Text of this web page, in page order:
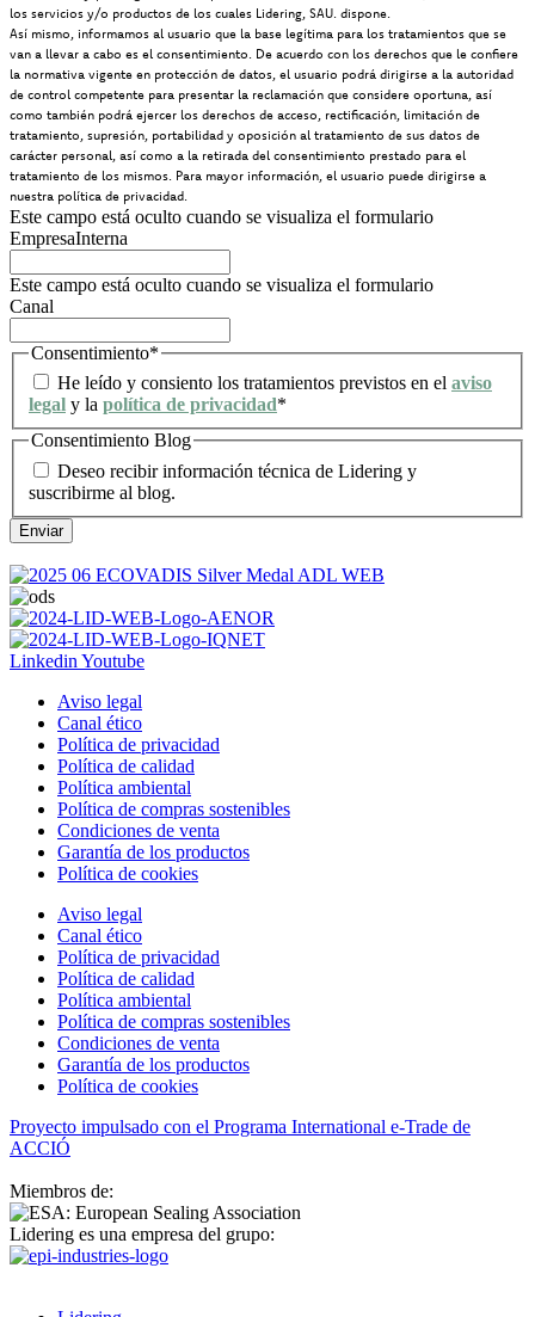
los servicios y/o productos de los cuales Lidering, SAU. dispone.
Así mismo, informamos al usuario que la base legítima para los tratamientos que se
van a llevar a cabo es el consentimiento. De acuerdo con los derechos que le confiere
la normativa vigente en protección de datos, el usuario podrá dirigirse a la autoridad
de control competente para presentar la reclamación que considere oportuna, así
como también podrá ejercer los derechos de acceso, rectificación, limitación de
tratamiento, supresión, portabilidad y oposición al tratamiento de sus datos de
carácter personal, así como a la retirada del consentimiento prestado para el
tratamiento de los mismos. Para mayor información, el usuario puede dirigirse a
nuestra política de privacidad.
Este campo está oculto cuando se visualiza el formulario
EmpresaInterna
Este campo está oculto cuando se visualiza el formulario
Canal
Consentimiento*
He leído y consiento los tratamientos previstos en el aviso
legal y la política de privacidad*
Consentimiento Blog
Deseo recibir información técnica de Lidering y
suscribirme al blog.
Linkedin Youtube
Aviso legal
Canal ético
Política de privacidad
Política de calidad
Política ambiental
Política de compras sostenibles
Condiciones de venta
Garantía de los productos
Política de cookies
Aviso legal
Canal ético
Política de privacidad
Política de calidad
Política ambiental
Política de compras sostenibles
Condiciones de venta
Garantía de los productos
Política de cookies
Proyecto impulsado con el Programa International e-Trade de
ACCIÓ
Miembros de:
Lidering es una empresa del grupo: